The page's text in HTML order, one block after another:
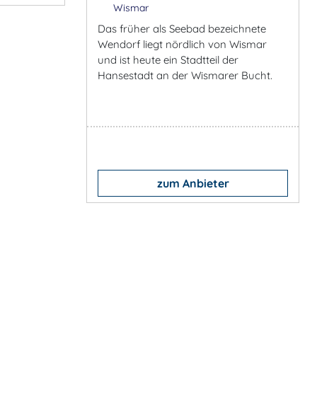
Wismar
Das früher als Seebad bezeichnete
Wendorf liegt nördlich von Wismar
und ist heute ein Stadtteil der
Hansestadt an der Wismarer Bucht.
zum Anbieter